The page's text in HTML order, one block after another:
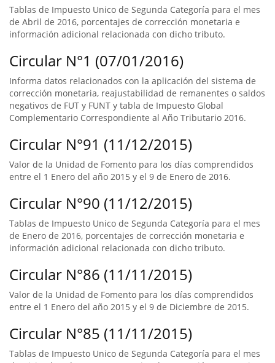
Tablas de Impuesto Unico de Segunda Categoría para el mes
de Abril de 2016, porcentajes de corrección monetaria e
información adicional relacionada con dicho tributo.
Circular N°1 (07/01/2016)
Informa datos relacionados con la aplicación del sistema de
corrección monetaria, reajustabilidad de remanentes o saldos
negativos de FUT y FUNT y tabla de Impuesto Global
Complementario Correspondiente al Año Tributario 2016.
Circular N°91 (11/12/2015)
Valor de la Unidad de Fomento para los días comprendidos
entre el 1 Enero del año 2015 y el 9 de Enero de 2016.
Circular N°90 (11/12/2015)
Tablas de Impuesto Unico de Segunda Categoría para el mes
de Enero de 2016, porcentajes de corrección monetaria e
información adicional relacionada con dicho tributo.
Circular N°86 (11/11/2015)
Valor de la Unidad de Fomento para los días comprendidos
entre el 1 Enero del año 2015 y el 9 de Diciembre de 2015.
Circular N°85 (11/11/2015)
Tablas de Impuesto Unico de Segunda Categoría para el mes